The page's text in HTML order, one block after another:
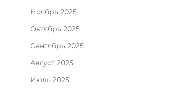
Ноябрь 2025
Октябрь 2025
Сентябрь 2025
Август 2025
Июль 2025